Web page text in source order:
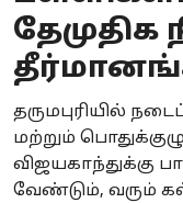
Business
Crime
Tamilnadu
National
தேமுதிக
தருமபுரியில்
மற்றும்
விஜயகாந்துக்கு
வேண்டும், வரும்